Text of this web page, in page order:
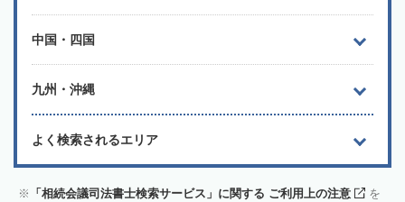
中国・四国
九州・沖縄
よく検索されるエリア
「相続会議司法書士検索サービス」に関する ご利用上の注意
を